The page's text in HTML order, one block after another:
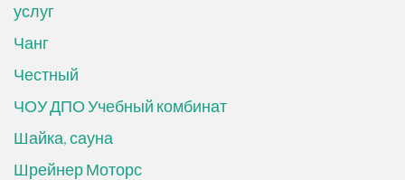
услуг
Чанг
Честный
ЧОУ ДПО Учебный комбинат
Шайка, сауна
Шрейнер Моторс